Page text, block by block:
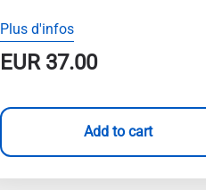
Plus d'infos
EUR37.00
Add to cart